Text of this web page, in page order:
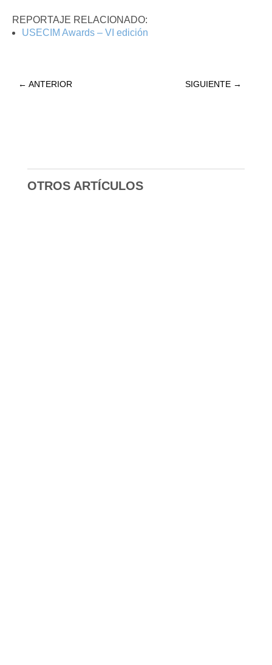
REPORTAJE RELACIONADO:
USECIM Awards – VI edición
← ANTERIOR SIGUIENTE →
OTROS ARTÍCULOS